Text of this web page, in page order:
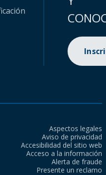
Aspectos legales
Aviso de privacidad
Accesibilidad del sitio web
Acceso a la información
Alerta de fraude
Presente un reclamo